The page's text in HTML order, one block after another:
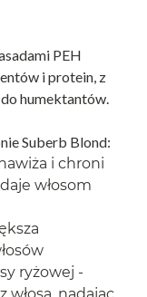
PEH
i protein, z
humektantów.
Suberb Blond:
i chroni
włosom
ryżowej -